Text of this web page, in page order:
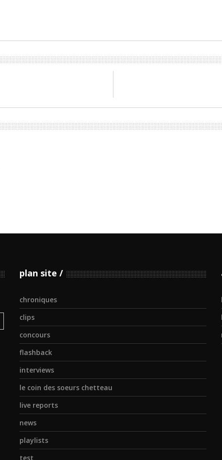
plan site
chroniques
clips
concours
flashback
interviews
le coin des soeurs chetteau
live reports
news
playlists
test